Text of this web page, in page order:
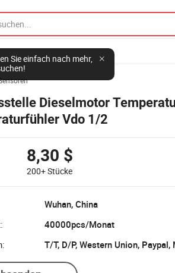
Sie einfach nach mehr,
Dieselmotor
Vdo 1/2
8,30 $
200+Stücke
Wuhan, China
40000pcs/Monat
T/T, D/P, Western Union, Paypal,